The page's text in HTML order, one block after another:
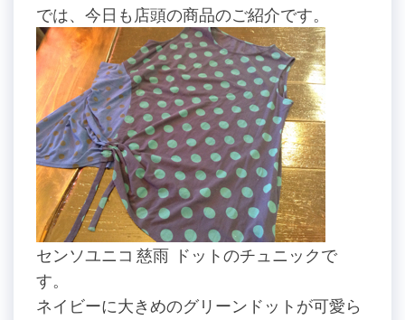
では、今日も店頭の商品のご紹介です。
センソユニコ 慈雨 ドットのチュニックで
す。
ネイビーに大きめのグリーンドットが可愛ら